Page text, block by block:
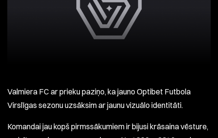
Valmiera FC ar prieku paziņo, ka jauno Optibet Futbola
Virslīgas sezonu uzsāksim ar jaunu vizuālo identitāti.
Komandai jau kopš pirmssākumiem ir bijusi krāsaina vēsture,